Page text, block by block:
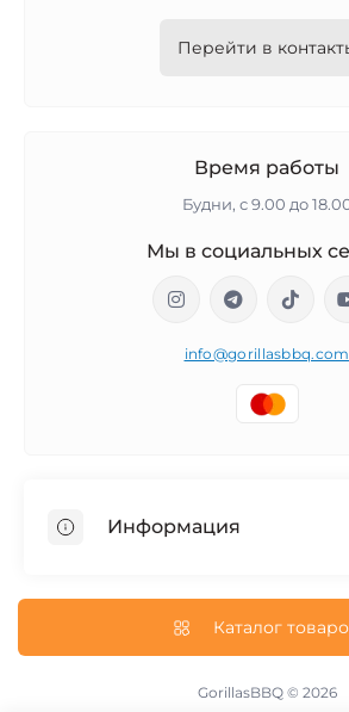
Перейти в
Время работы
Будни, с 9.00 до
Мы в социальных
info@gorillasbbq.com
Информация
Возврат и обмен товара
О нас
Политика конфиденциальности
Каталог
GorillasBBQ © 2026